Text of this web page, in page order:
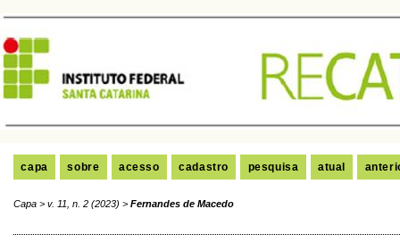
capa sobre acesso cadastro pesquisa atual
Capa > v. 11, n. 2 (2023) > Fernandes de Macedo